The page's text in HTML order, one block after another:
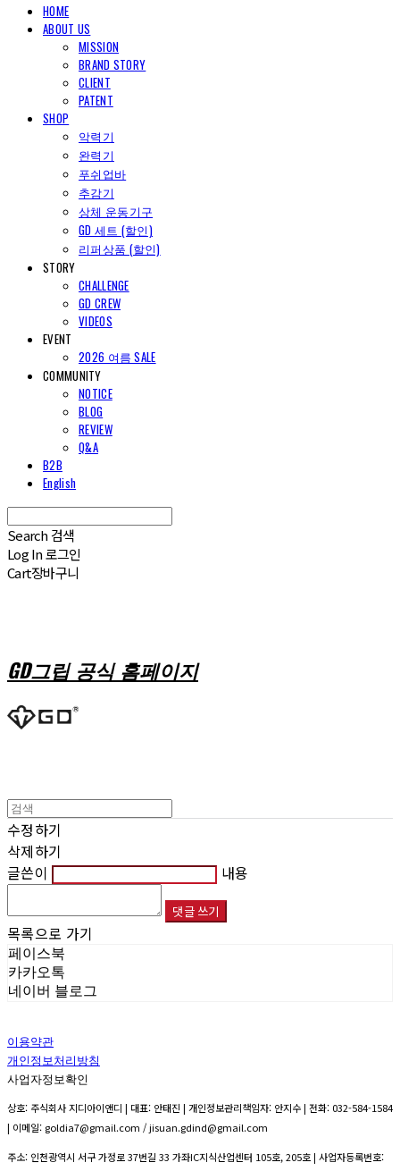
HOME
ABOUT US
MISSION
BRAND STORY
CLIENT
PATENT
SHOP
악력기
완력기
푸쉬업바
추감기
상체 운동기구
GD 세트 (할인)
리퍼상품 (할인)
STORY
CHALLENGE
GD CREW
VIDEOS
EVENT
2026 여름 SALE
COMMUNITY
NOTICE
BLOG
REVIEW
Q&A
B2B
English
Search 검색
Log In로그인
Cart장바구니
GD그립 공식 홈페이지
수정하기
삭제하기
글쓴이
내용
댓글 쓰기
목록으로 가기
페이스북
카카오톡
네이버 블로그
이용약관
개인정보처리방침
사업자정보확인
상호: 주식회사 지디아이앤디 | 대표: 안태진 | 개인정보관리책임자: 안지수 | 전화: 032-584-1584
| 이메일: goldia7@gmail.com / jisuan.gdind@gmail.com
주소: 인천광역시 서구 가정로 37번길 33 가좌IC지식산업센터 105호, 205호 | 사업자등록번호: